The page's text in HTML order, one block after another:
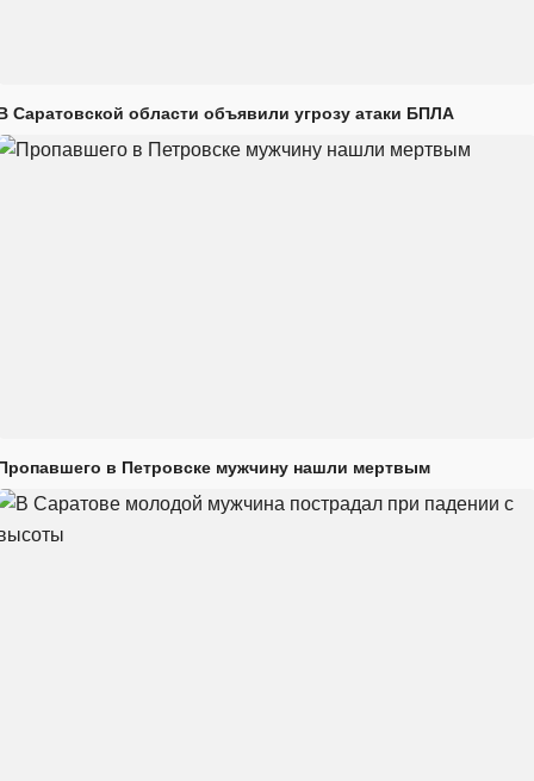
Саратовской области объявили угрозу атаки БПЛА
в Петровске мужчину нашли мертвым